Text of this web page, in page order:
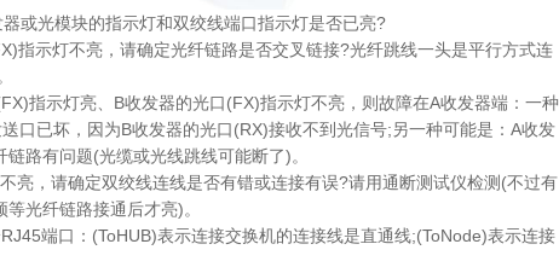
光模块的指示灯和双绞线端口指示灯是否已亮?
示灯不亮，请确定光纤链路是否交叉链接?光纤跳线一头是平行方式连
指示灯亮、B收发器的光口(FX)指示灯不亮，则故障在A收发器端：一种
口已坏，因为B收发器的光口(RX)接收不到光信号;另一种可能是：A收发
路有问题(光缆或光线跳线可能断了)。
，请确定双绞线连线是否有错或连接有误?请用通断测试仪检测(不过有
光纤链路接通后才亮)。
端口：(ToHUB)表示连接交换机的连接线是直通线;(ToNode)表示连接